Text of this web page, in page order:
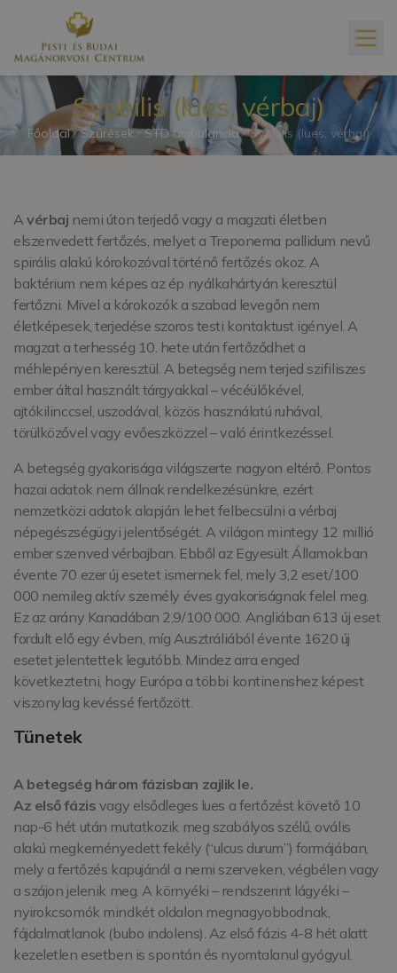
Syphilis (lues, vérbaj)
Főoldal Szűrések STD ambulancia Syphilis (lues, vérbaj)
Avérbaj nemi úton terjedő vagy a magzati életben
elszenvedett fertőzés, melyet a Treponema pallidum nevű
spirális alakú kórokozóval történő fertőzés okoz. A
baktérium nem képes az ép nyálkahártyán keresztül
fertőzni. Mivel a kórokozók a szabad levegőn nem
életképesek, terjedése szoros testi kontaktust igényel. A
magzat a terhesség 10. hete után fertőződhet a
méhlepényen keresztül. A betegség nem terjed szifiliszes
ember által használt tárgyakkal – vécéülőkével,
ajtókilinccsel, uszodával, közös használatú ruhával,
törülközővel vagy evőeszközzel – való érintkezéssel.
A betegség gyakorisága világszerte nagyon eltérő. Pontos
hazai adatok nem állnak rendelkezésünkre, ezért
nemzetközi adatok alapján lehet felbecsülni a vérbaj
népegészségügyi jelentőségét. A világon mintegy 12 millió
ember szenved vérbajban. Ebből az Egyesült Államokban
évente 70 ezer új esetet ismernek fel, mely 3,2 eset/100
000 nemileg aktív személy éves gyakoriságnak felel meg.
Ez az arány Kanadában 2,9/100 000. Angliában 613 új eset
fordult elő egy évben, míg Ausztráliából évente 1620 új
esetet jelentettek legutóbb. Mindez arra enged
következtetni, hogy Európa a többi kontinenshez képest
viszonylag kevéssé fertőzött.
Tünetek
A betegség három fázisban zajlik le.
Az első fázis vagy elsődleges lues a fertőzést követő 10
nap-6 hét után mutatkozik meg szabályos szélű, ovális
alakú megkeményedett fekély (“ulcus durum”) formájában,
mely a fertőzés kapujánál a nemi szerveken, végbélen vagy
a szájon jelenik meg. A környéki – rendszerint lágyéki –
nyirokcsomók mindkét oldalon megnagyobbodnak,
fájdalmatlanok (bubo indolens). Az első fázis 4-8 hét alatt
kezeletlen esetben is spontán és nyomtalanul gyógyul.